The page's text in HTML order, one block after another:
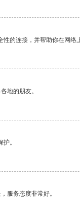
的连接，并帮助你在网络
地的朋友。
。
服务态度非常好。